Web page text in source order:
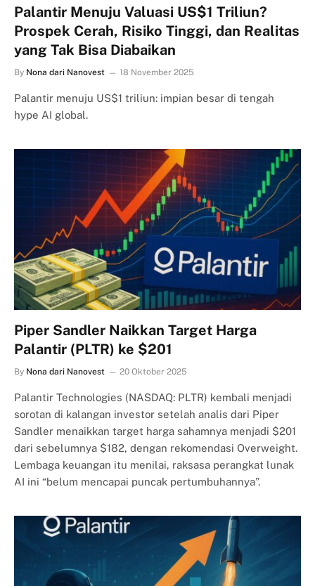
Palantir Menuju Valuasi US$1 Triliun?
Prospek Cerah, Risiko Tinggi, dan Realitas
yang Tak Bisa Diabaikan
By Nona dari Nanovest 18 November 2025
Palantir menuju US$1 triliun: impian besar di tengah
hype AI global.
Piper Sandler Naikkan Target Harga
Palantir (PLTR) ke $201
By Nona dari Nanovest 20 Oktober 2025
Palantir Technologies (NASDAQ: PLTR) kembali menjadi
sorotan di kalangan investor setelah analis dari Piper
Sandler menaikkan target harga sahamnya menjadi $201
dari sebelumnya $182, dengan rekomendasi Overweight.
Lembaga keuangan itu menilai, raksasa perangkat lunak
AI ini “belum mencapai puncak pertumbuhannya”.